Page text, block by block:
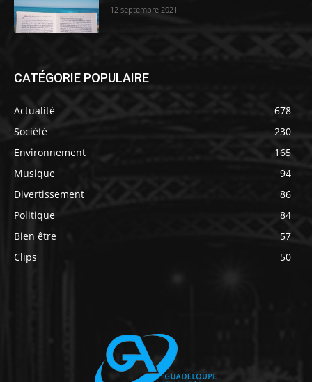
12 septembre 2021
CATÉGORIE POPULAIRE
Actualité
678
Société
230
Environnement
165
Musique
94
Divertissement
86
Politique
84
Bien être
57
Clips
50